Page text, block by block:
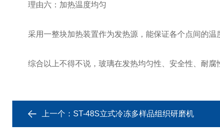
理由六：加热温度均匀
采用一整块加热装置作为发热源，能保证各个点间的温
综合以上不得不说，玻璃在发热均匀性、安全性、耐腐
上一个： ST-48S立式冷冻多样品组织研磨机